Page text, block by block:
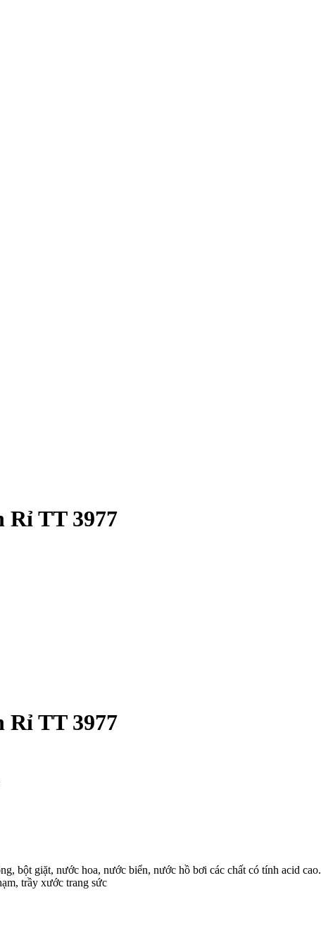
Rỉ TT 3977
Rỉ TT 3977
bột giặt, nước hoa, nước biển, nước hồ bơi các chất có tính acid cao.
trầy xước trang sức